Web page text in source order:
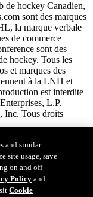
de hockey Canadien,
sont des marques
la marque verbale
de commerce
sont des
hockey. Tous les
et marques des
à la LNH et
est interdite
L.P.
Inc. Tous droits
and similar
site usage, save
on and off
Policyand
Cookie